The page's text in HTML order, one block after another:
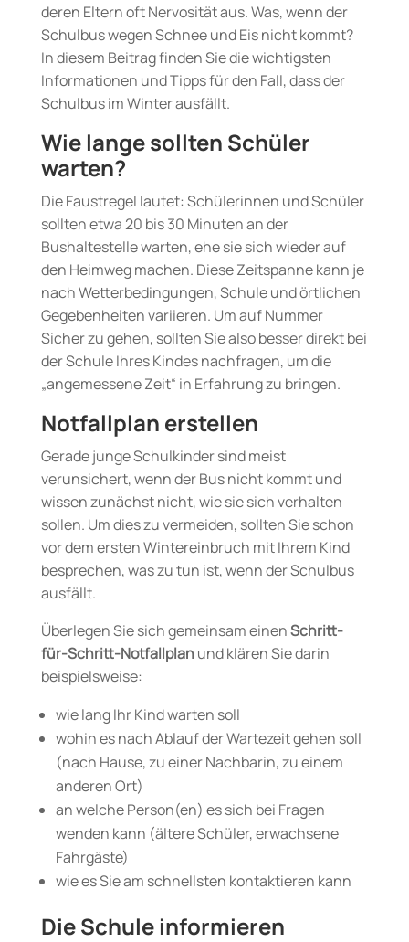
deren Eltern oft Nervosität aus. Was, wenn der
Schulbus wegen Schnee und Eis nicht kommt?
In diesem Beitrag finden Sie die wichtigsten
Informationen und Tipps für den Fall, dass der
Schulbus im Winter ausfällt.
Wie lange sollten Schüler
warten?
Die Faustregel lautet: Schülerinnen und Schüler
sollten etwa 20 bis 30 Minuten an der
Bushaltestelle warten, ehe sie sich wieder auf
den Heimweg machen. Diese Zeitspanne kann je
nach Wetterbedingungen, Schule und örtlichen
Gegebenheiten variieren. Um auf Nummer
Sicher zu gehen, sollten Sie also besser direkt bei
der Schule Ihres Kindes nachfragen, um die
„angemessene Zeit“ in Erfahrung zu bringen.
Notfallplan erstellen
Gerade junge Schulkinder sind meist
verunsichert, wenn der Bus nicht kommt und
wissen zunächst nicht, wie sie sich verhalten
sollen. Um dies zu vermeiden, sollten Sie schon
vor dem ersten Wintereinbruch mit Ihrem Kind
besprechen, was zu tun ist, wenn der Schulbus
ausfällt.
Überlegen Sie sich gemeinsam einenSchritt-
für-Schritt-Notfallplanund klären Sie darin
beispielsweise:
wie lang Ihr Kind warten soll
wohin es nach Ablauf der Wartezeit gehen soll
(nach Hause, zu einer Nachbarin, zu einem
anderen Ort)
an welche Person(en) es sich bei Fragen
wenden kann (ältere Schüler, erwachsene
Fahrgäste)
wie es Sie am schnellsten kontaktieren kann
Die Schule informieren